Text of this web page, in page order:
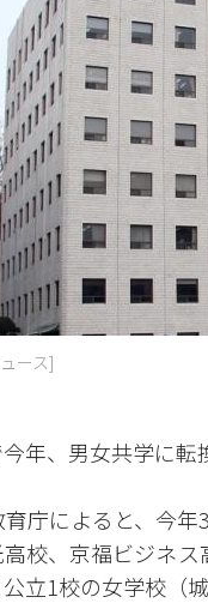
ース]
年、男女共学に転
庁によると、今
校、京福ビジネ
立1校の女学校（